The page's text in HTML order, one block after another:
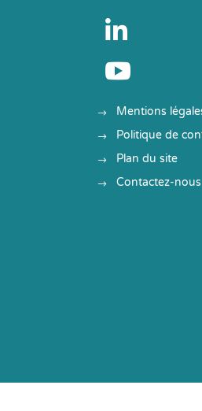


Mentions
Politique de
Plan du site
Contactez-nous